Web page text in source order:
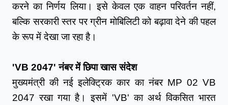
करने का निर्णय लिया। इसे केवल एक वाहन परिवर्तन नहीं,
बल्कि सरकारी स्तर पर ग्रीन मोबिलिटी को बढ़ावा देने की पहल
के रूप में देखा जा रहा है।
'VB 2047' नंबर में छिपा खास संदेश
मुख्यमंत्री की नई इलेक्ट्रिक कार का नंबर MP 02 VB
2047 रखा गया है। इसमें 'VB' का अर्थ विकसित भारत